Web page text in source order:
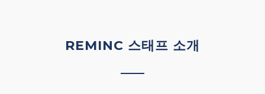
REMINC 스태프 소개